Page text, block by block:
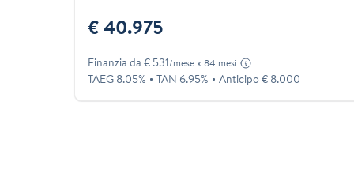
€ 40.975
Finanzia da € 531/mese x 84 mesi
TAEG 8.05% TAN 6.95% Anticipo € 8.000